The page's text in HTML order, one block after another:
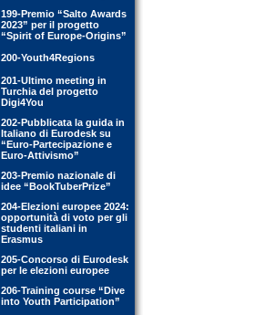
199-Premio “Salto Awards
2023” per il progetto
“Spirit of Europe-Origins”
200-Youth4Regions
201-Ultimo meeting in
Turchia del progetto
Digi4You
202-Pubblicata la guida in
Italiano di Eurodesk su
“Euro-Partecipazione e
Euro-Attivismo”
203-Premio nazionale di
idee “BookTuberPrize”
204-Elezioni europee 2024:
opportunità di voto per gli
studenti italiani in
Erasmus
205-Concorso di Eurodesk
per le elezioni europee
206-Training course “Dive
into Youth Participation”